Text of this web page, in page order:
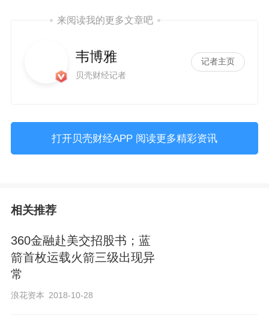
来阅读我的更多文章吧
韦博雅
贝壳财经记者
记者主页
打开贝壳财经APP 阅读更多精彩资讯
相关推荐
360金融赴美交招股书；蓝
箭首枚运载火箭三级出现异
常
浪花资本 2018-10-28